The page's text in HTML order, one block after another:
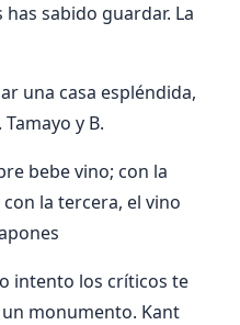
sabido guardar. La
una casa espléndida,
y B.
bebe vino; con la
la tercera, el vino
intento los críticos te
monumento. Kant